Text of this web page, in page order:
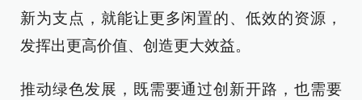
新为支点，就能让更多闲置的、低效的资源，
发挥出更高价值、创造更大效益。
推动绿色发展，既需要通过创新开路，也需要